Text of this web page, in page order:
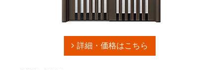
詳細・価格はこちら